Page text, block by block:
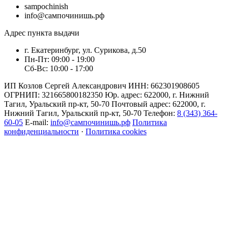
sampochinish
info@сампочинишь.рф
Адрес пункта выдачи
г. Екатеринбург, ул. Сурикова, д.50
Пн-Пт: 09:00 - 19:00
Сб-Вс: 10:00 - 17:00
ИП Козлов Сергей Александрович ИНН: 662301908605
ОГРНИП: 321665800182350 Юр. адрес: 622000, г. Нижний
Тагил, Уральский пр-кт, 50-70 Почтовый адрес: 622000, г.
Нижний Тагил, Уральский пр-кт, 50-70 Телефон: 8 (343) 364-
60-05 E-mail: info@сампочинишь.рф Политика
конфиденциальности · Политика cookies